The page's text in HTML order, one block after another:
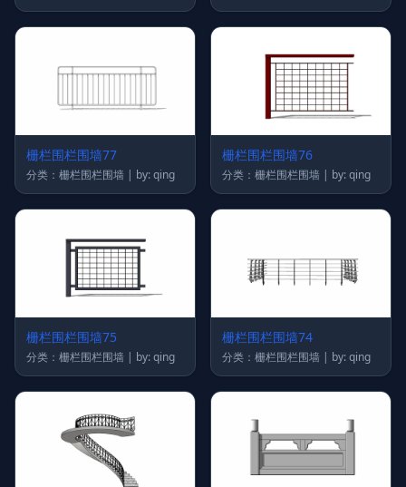
栅栏围栏围墙77
分类：栅栏围栏围墙 | by: qing
栅栏围栏围墙76
分类：栅栏围栏围墙 | by: qing
栅栏围栏围墙75
分类：栅栏围栏围墙 | by: qing
栅栏围栏围墙74
分类：栅栏围栏围墙 | by: qing